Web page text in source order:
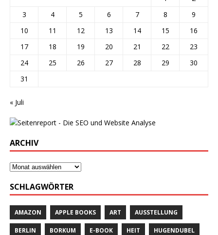
3
4 5 6 7 8
9
10
11 12 13 14 15
16
17
18 19 20 21 22
23
24
25 26 27 28 29
30
31
« Juli
ARCHIV
SCHLAGWÖRTER
AMAZON APPLE BOOKS ART AUSSTELLUNG
BERLIN BORKUM E-BOOK HEIT HUGENDUBEL